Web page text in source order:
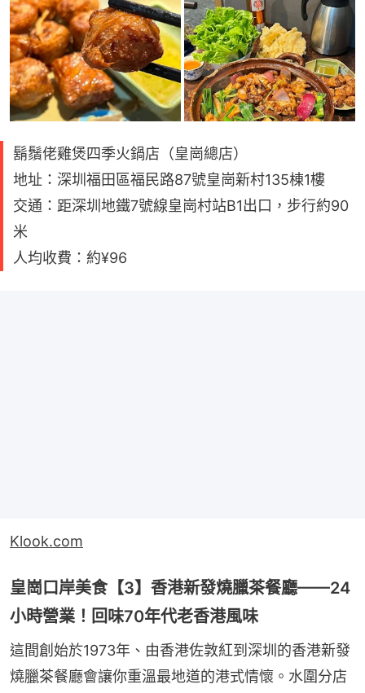
鬍鬚佬雞煲四季火鍋店（皇崗總店）
地址：深圳福田區福民路87號皇崗新村135棟1樓
交通：距深圳地鐵7號線皇崗村站B1出口，步行約90
米
人均收費：約¥96
Klook.com
皇崗口岸美食【3】香港新發燒臘茶餐廳——24
小時營業！回味70年代老香港風味
這間創始於1973年、由香港佐敦紅到深圳的香港新發
燒臘茶餐廳會讓你重溫最地道的港式情懷。水圍分店